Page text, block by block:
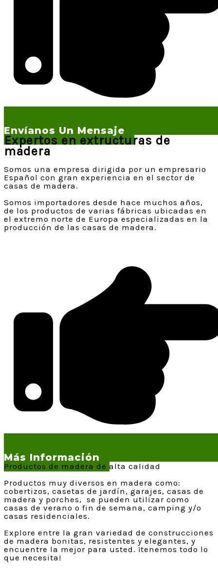
Envíanos Un Mensaje
Expertos en extructuras de
madera
Somos una empresa dirigida por un empresario
Español con gran experiencia en el sector de
casas de madera.
Somos importadores desde hace muchos años,
de los productos de varias fábricas ubicadas en
el extremo norte de Europa especializadas en la
producción de las casas de madera.
Más Información
Productos de madera de alta calidad
Productos muy diversos en madera como:
cobertizos, casetas de jardín, garajes, casas de
madera y porches, se pueden utilizar como
casas de verano o fin de semana, camping y/o
casas residenciales.
Explore entre la gran variedad de construcciones
de madera bonitas, resistentes y elegantes, y
encuentre la mejor para usted. ¡tenemos todo lo
que necesita!